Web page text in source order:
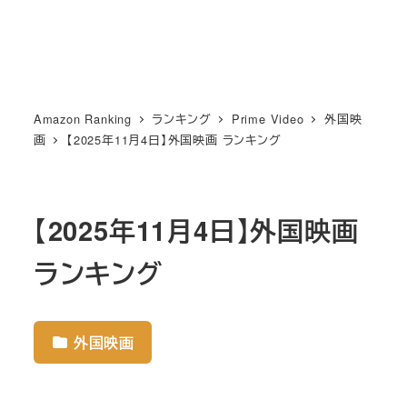
Amazon Ranking ランキング Prime Video
外国映
画
【2025年11月4日】外国映画 ランキング
【2025年11月4日】外国映画
ランキング
外国映画